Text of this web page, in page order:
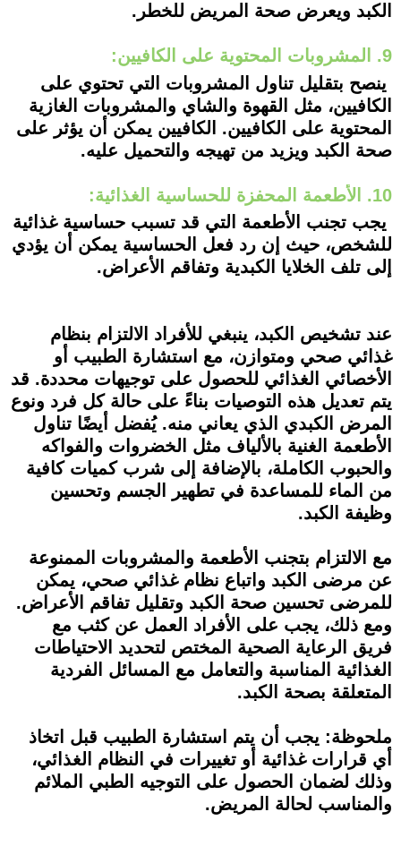
الكبد ويعرض صحة المريض للخطر.
9. المشروبات المحتوية على الكافيين:
ينصح بتقليل تناول المشروبات التي تحتوي على
الكافيين، مثل القهوة والشاي والمشروبات الغازية
المحتوية على الكافيين. الكافيين يمكن أن يؤثر على
صحة الكبد ويزيد من تهيجه والتحميل عليه.
10. الأطعمة المحفزة للحساسية الغذائية:
يجب تجنب الأطعمة التي قد تسبب حساسية غذائية
للشخص، حيث إن رد فعل الحساسية يمكن أن يؤدي
إلى تلف الخلايا الكبدية وتفاقم الأعراض.
عند تشخيص الكبد، ينبغي للأفراد الالتزام بنظام
غذائي صحي ومتوازن، مع استشارة الطبيب أو
الأخصائي الغذائي للحصول على توجيهات محددة. قد
يتم تعديل هذه التوصيات بناءً على حالة كل فرد ونوع
المرض الكبدي الذي يعاني منه. يُفضل أيضًا تناول
الأطعمة الغنية بالألياف مثل الخضروات والفواكه
والحبوب الكاملة، بالإضافة إلى شرب كميات كافية
من الماء للمساعدة في تطهير الجسم وتحسين
وظيفة الكبد.
مع الالتزام بتجنب الأطعمة والمشروبات الممنوعة
عن مرضى الكبد واتباع نظام غذائي صحي، يمكن
للمرضى تحسين صحة الكبد وتقليل تفاقم الأعراض.
ومع ذلك، يجب على الأفراد العمل عن كثب مع
فريق الرعاية الصحية المختص لتحديد الاحتياطات
الغذائية المناسبة والتعامل مع المسائل الفردية
المتعلقة بصحة الكبد.
ملحوظة: يجب أن يتم استشارة الطبيب قبل اتخاذ
أي قرارات غذائية أو تغييرات في النظام الغذائي،
وذلك لضمان الحصول على التوجيه الطبي الملائم
والمناسب لحالة المريض.